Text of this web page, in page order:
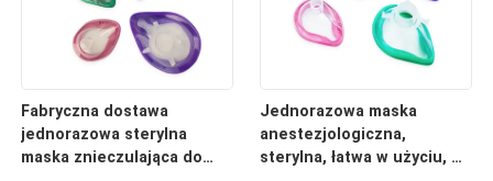
Fabryczna dostawa
jednorazowa sterylna
maska znieczulająca do
Jednorazowa maska
anestezjologiczna,
sterylna, łatwa w użyciu, do